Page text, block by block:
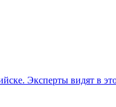
Эксперты видят в